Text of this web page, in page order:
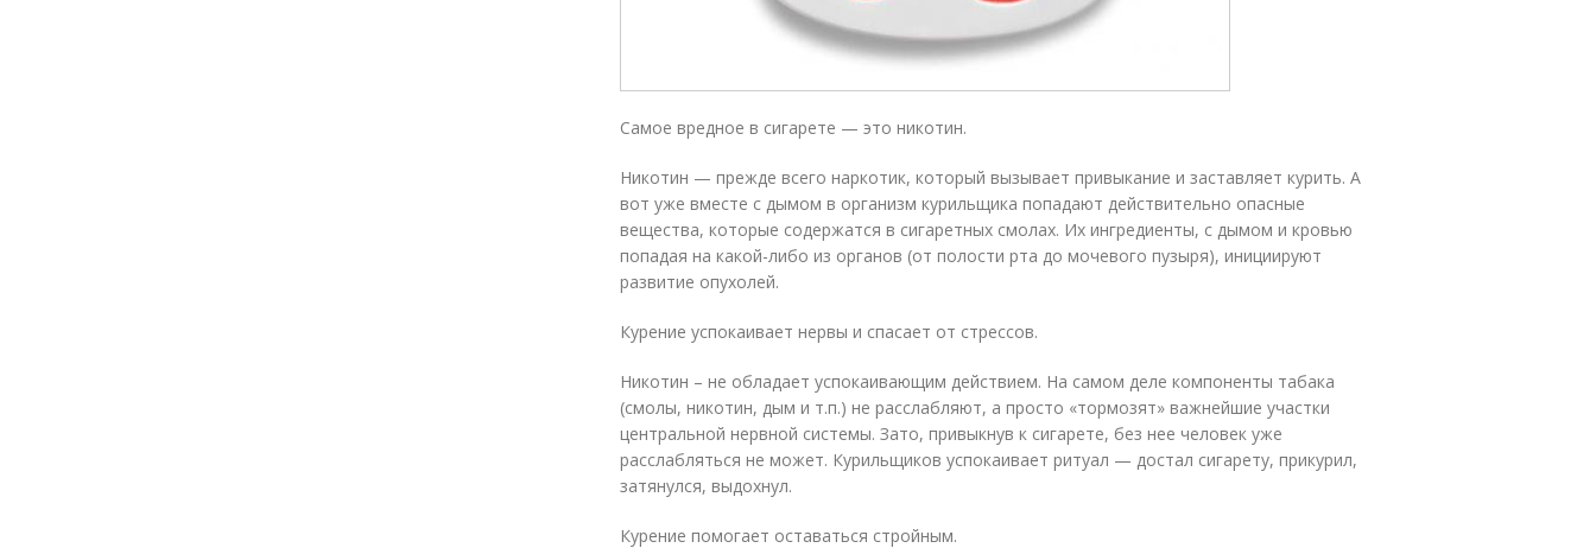
Самое вредное в сигарете — это никотин.
Никотин — прежде всего наркотик, который вызывает привыкание и заставляет курить. А
вот уже вместе с дымом в организм курильщика попадают действительно опасные
вещества, которые содержатся в сигаретных смолах. Их ингредиенты, с дымом и кровью
попадая на какой-либо из органов (от полости рта до мочевого пузыря), инициируют
развитие опухолей.
Курение успокаивает нервы и спасает от стрессов.
Никотин – не обладает успокаивающим действием. На самом деле компоненты табака
(смолы, никотин, дым и т.п.) не расслабляют, а просто «тормозят» важнейшие участки
центральной нервной системы. Зато, привыкнув к сигарете, без нее человек уже
расслабляться не может. Курильщиков успокаивает ритуал — достал сигарету, прикурил,
затянулся, выдохнул.
Курение помогает оставаться стройным.